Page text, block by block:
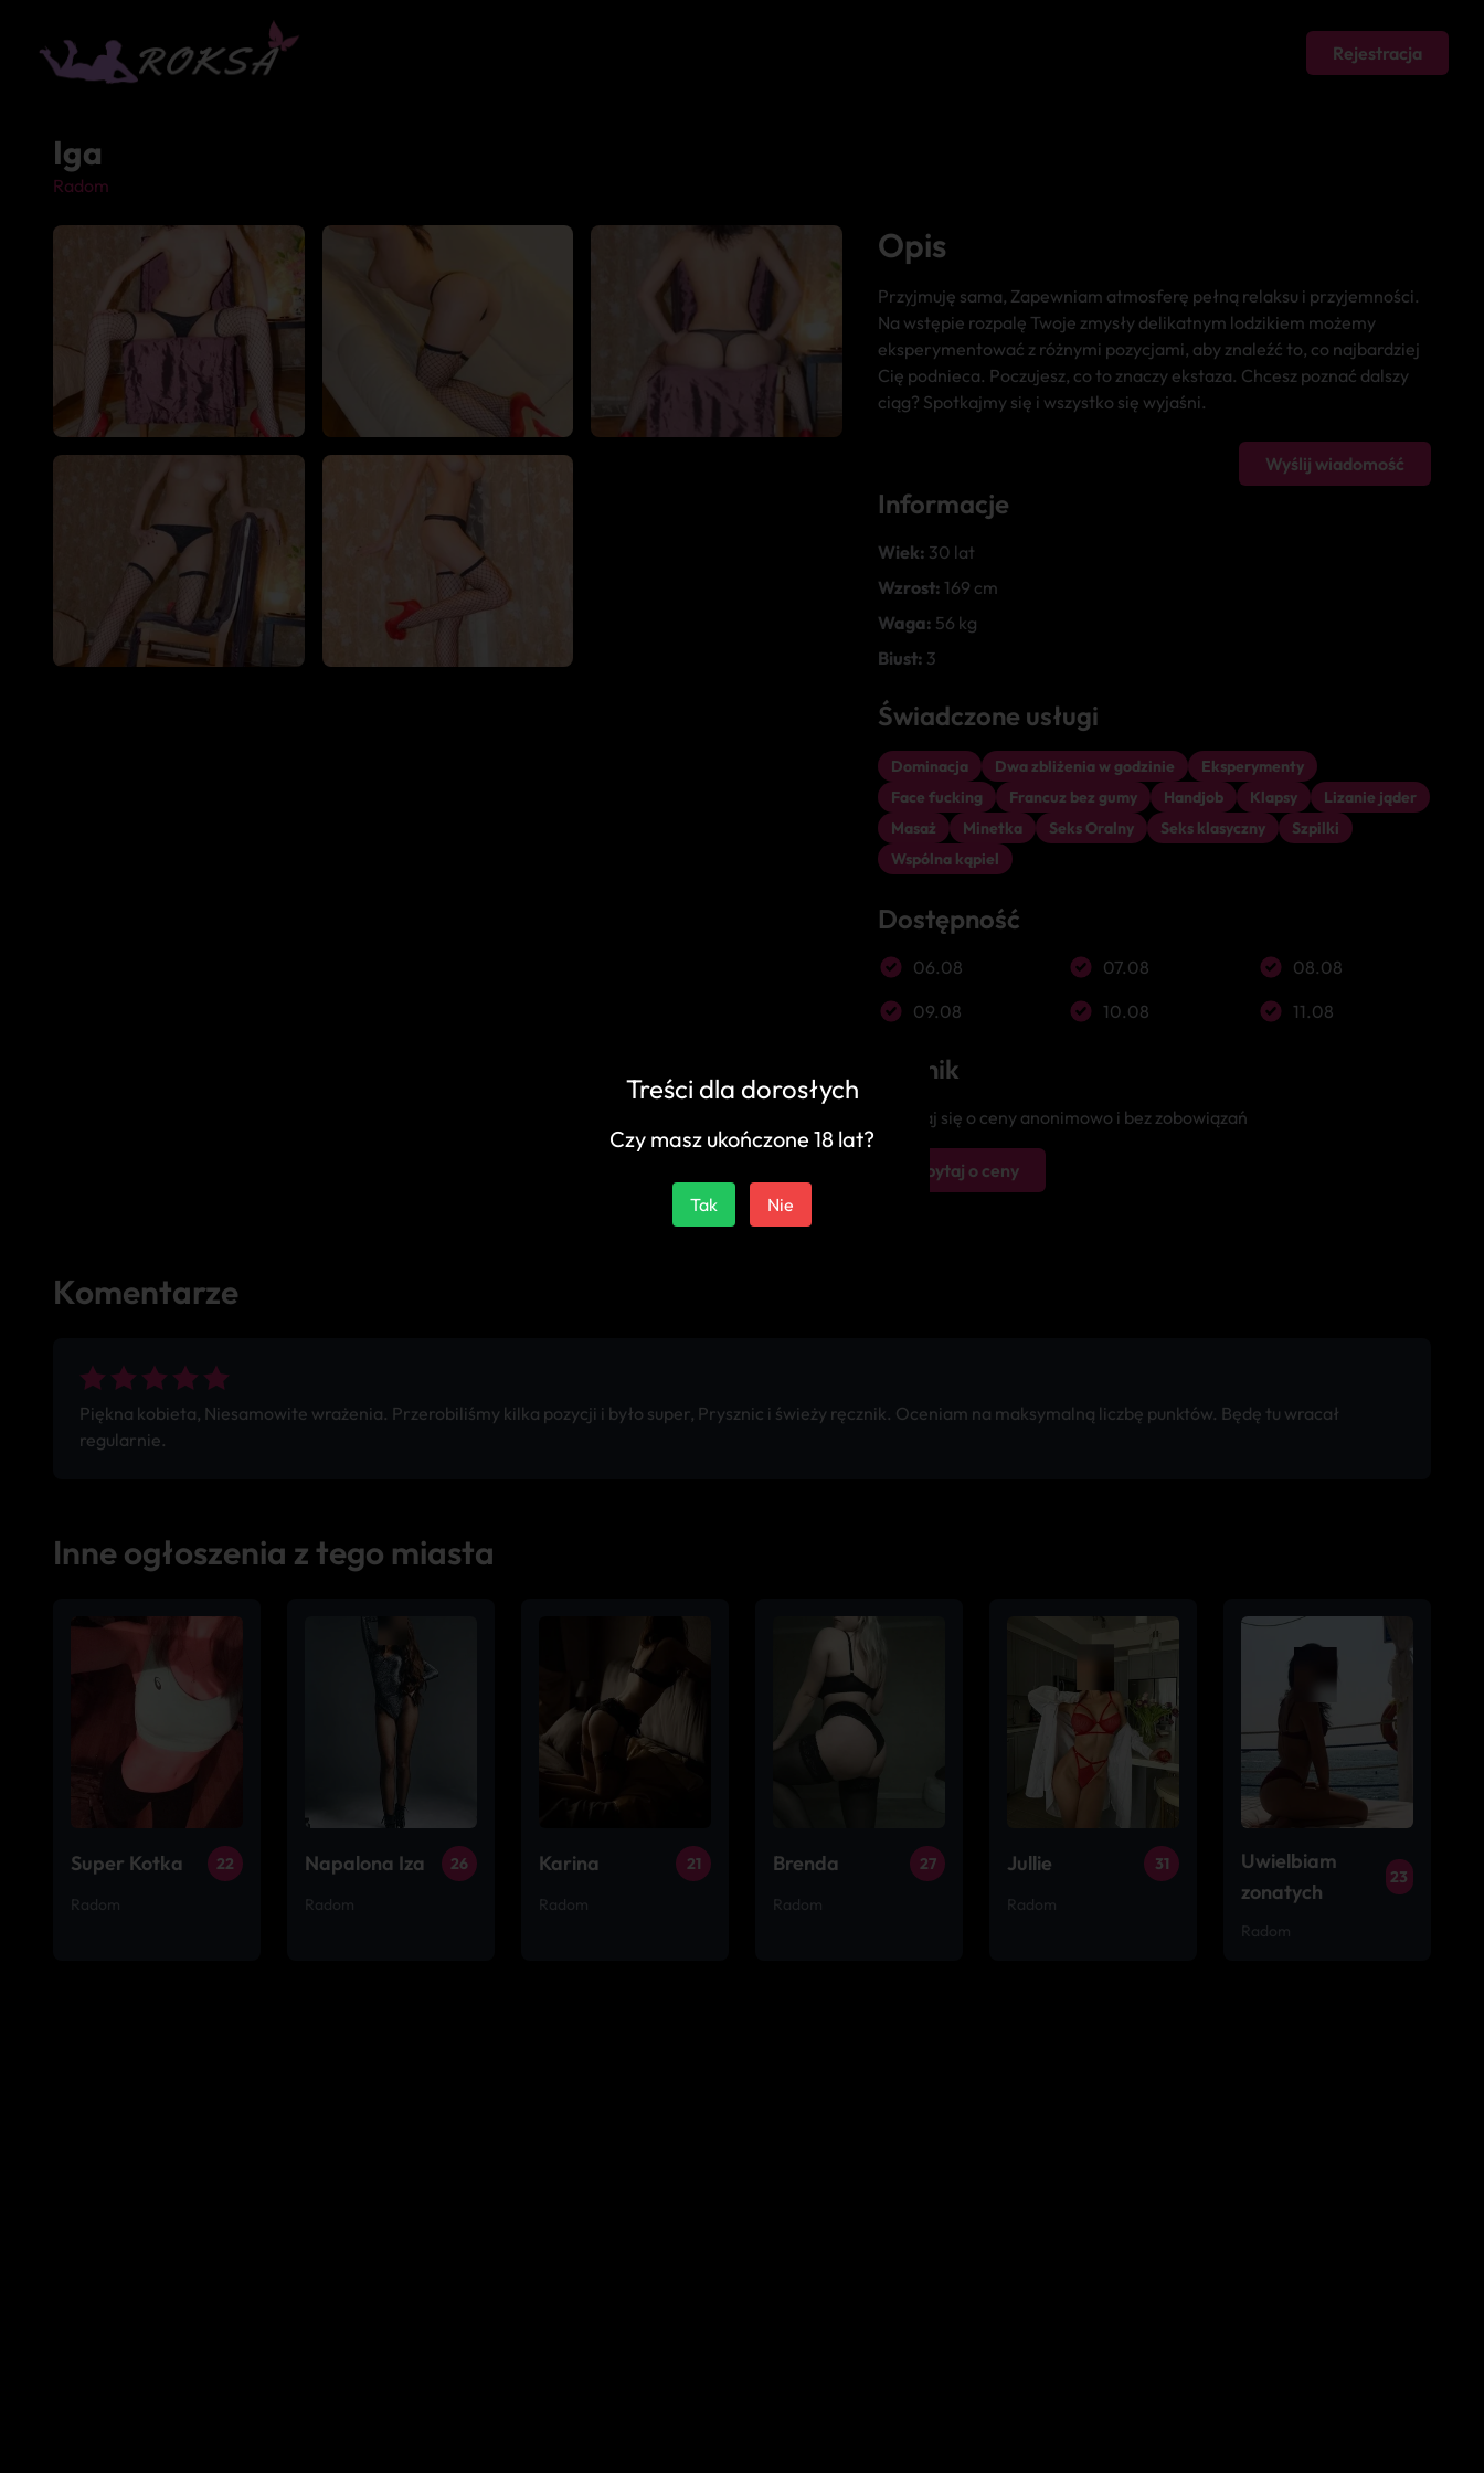
Rejestracja
Iga
Radom
Opis
Przyjmuję sama, Zapewniam atmosferę pełną relaksu i przyjemności.
Na wstępie rozpalę Twoje zmysły delikatnym lodzikiem możemy
eksperymentować z różnymi pozycjami, aby znaleźć to, co najbardziej
Cię podnieca. Poczujesz, co to znaczy ekstaza. Chcesz poznać dalszy
ciąg? Spotkajmy się i wszystko się wyjaśni.
Wyślij wiadomość
Informacje
Wiek: 30 lat
Wzrost: 169 cm
Waga: 56 kg
Biust: 3
Świadczone usługi
Dominacja Dwa zbliżenia w godzinie
Eksperymenty
Face fucking
Francuz bez gumy Handjob Klapsy
Lizanie jąder
Masaż
Minetka Seks Oralny Seks klasyczny
Szpilki
Wspólna kąpiel
Dostępność
06.08 07.08
08.08
09.08
10.08 11.08
Cennik
Zapytaj się o ceny anonimowo i bez zobowiązań
Zapytaj o ceny
Komentarze
Piękna kobieta, Niesamowite wrażenia. Przerobiliśmy kilka pozycji i było super, Prysznic i świeży ręcznik. Oceniam na maksymalną liczbę punktów. Będę tu wracał
regularnie.
Inne ogłoszenia z tego miasta
Super Kotka 22
Radom
Napalona Iza 26
Radom
Karina 21
Radom
Brenda 27
Radom
Jullie 31
Radom
Uwielbiam
zonatych
23
Radom
Treści dla dorosłych
Czy masz ukończone 18 lat?
Tak Nie